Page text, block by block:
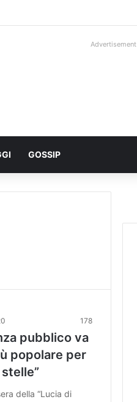
Advertisement
GOSSIP
178
pubblico va
popolare per
della “Lucia di